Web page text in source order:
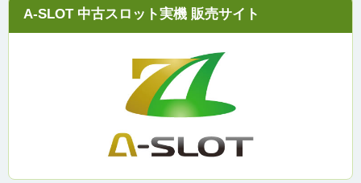
A-SLOT 中古スロット実機 販売サイト